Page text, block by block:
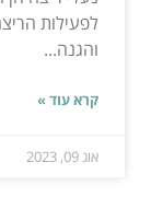
לפעילות
והגנה...
קרא עוד »
אוג 09, 2023